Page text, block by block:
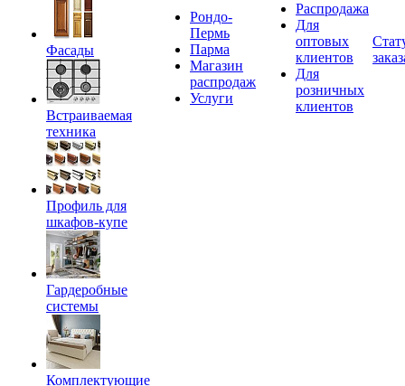
Фасады
Встраиваемая
техника
Профиль для
шкафов-купе
Гардеробные
системы
Комплектующие
Рондо-
Пермь
Парма
Магазин
распродаж
Услуги
Распродажа
Для
оптовых
клиентов
Для
розничных
клиентов